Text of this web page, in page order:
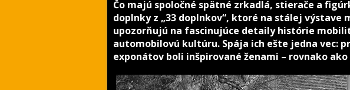
Čo majú spoločné spätné zrkadlá, stierače a
doplnky z „33 doplnkov“, ktoré na stálej výstave
upozorňujú na fascinujúce detaily histórie
automobilovú kultúru. Spája ich ešte jedna vec:
exponátov boli inšpirované ženami – rovnako